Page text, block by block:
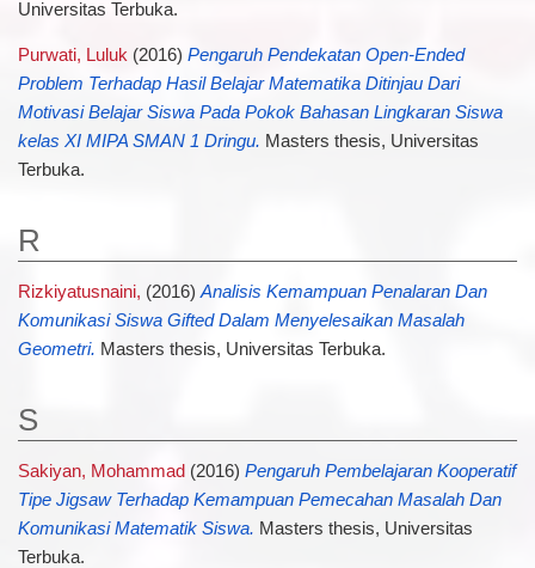
Universitas Terbuka.
Purwati, Luluk(2016) Pengaruh Pendekatan Open-Ended
Problem Terhadap Hasil Belajar Matematika Ditinjau Dari
Motivasi Belajar Siswa Pada Pokok Bahasan Lingkaran Siswa
kelas XI MIPA SMAN 1 Dringu. Masters thesis, Universitas
Terbuka.
R
Rizkiyatusnaini, (2016) Analisis Kemampuan Penalaran Dan
Komunikasi Siswa Gifted Dalam Menyelesaikan Masalah
Geometri. Masters thesis, Universitas Terbuka.
S
Sakiyan, Mohammad (2016) Pengaruh Pembelajaran Kooperatif
Tipe Jigsaw Terhadap Kemampuan Pemecahan Masalah Dan
Komunikasi Matematik Siswa. Masters thesis, Universitas
Terbuka.